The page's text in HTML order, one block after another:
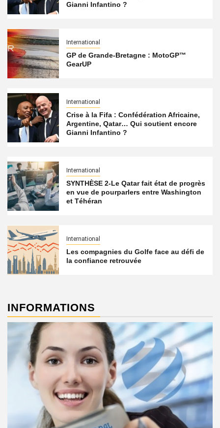
Gianni Infantino ?
International
GP de Grande-Bretagne : MotoGP™
GearUP
International
Crise à la Fifa : Confédération Africaine,
Argentine, Qatar… Qui soutient encore
Gianni Infantino ?
International
SYNTHÈSE 2-Le Qatar fait état de progrès
en vue de pourparlers entre Washington
et Téhéran
International
Les compagnies du Golfe face au défi de
la confiance retrouvée
INFORMATIONS